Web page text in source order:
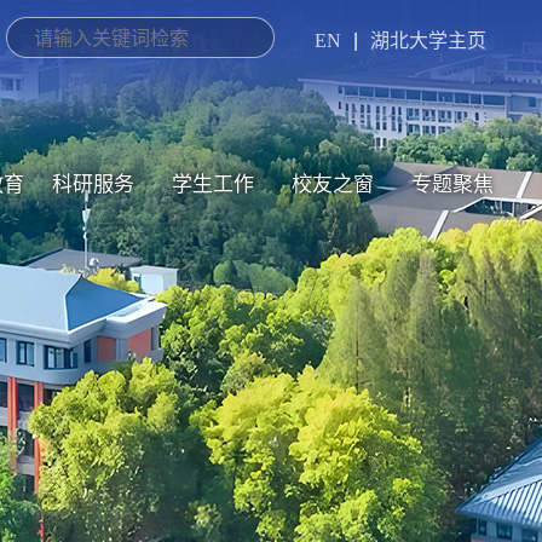
EN 湖北大学主页
科研服务 学生工作 校友之窗 专题聚焦